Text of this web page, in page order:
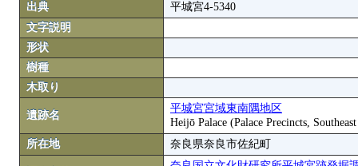
出典
平城宮4-5340
文字説明
形状
樹種
木取り
遺跡名
平城宮宮域東南隅地区
Heijō Palace (Palace Precincts,
所在地
奈良県奈良市佐紀町